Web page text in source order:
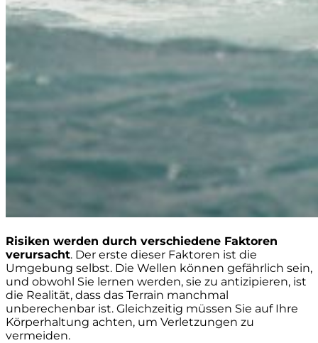
Risiken werden durch verschiedene Faktoren
verursacht. Der erste dieser Faktoren ist die
Umgebung selbst. Die Wellen können gefährlich sein,
und obwohl Sie lernen werden, sie zu antizipieren, ist
die Realität, dass das Terrain manchmal
unberechenbar ist. Gleichzeitig müssen Sie auf Ihre
Körperhaltung achten, um Verletzungen zu
vermeiden.